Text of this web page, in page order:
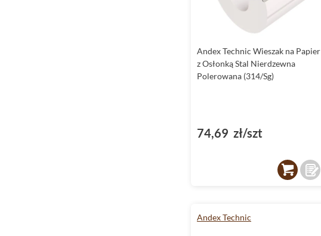
Andex Technic Wieszak na Papier
z Osłonką Stal Nierdzewna
Polerowana (314/Sg)
74,69 zł/szt
Andex Technic